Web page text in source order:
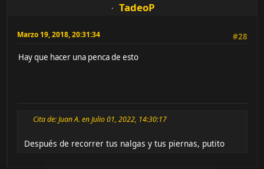
TadeoP
Marzo 19, 2018, 20:31:34
#28
Hay que hacer una penca de esto
Cita de: Juan A. en Julio 01, 2022, 14:30:17
Después de recorrer tus nalgas y tus piernas, putito